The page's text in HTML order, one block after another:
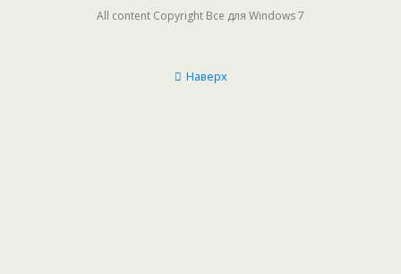
All content Copyright Все для Windows 7
Наверх